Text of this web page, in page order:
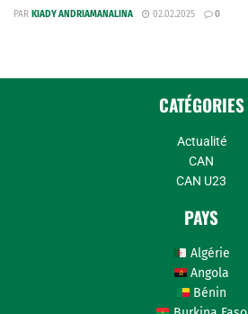
PAR KIADY ANDRIAMANALINA 02.02.2025 0
CATÉGORIES
Actualité
CAN
CAN U23
PAYS
Algérie
Angola
Bénin